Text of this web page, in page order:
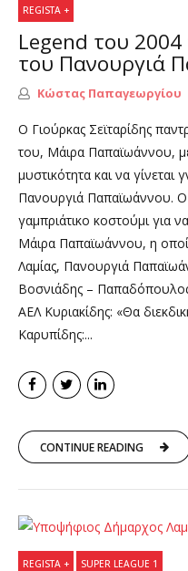
REGISTA +
Legend του
του Πανουργιά
Κώστας Παπαγεωργίου
Ο Γιούρκας Σεϊταρίδης
του, Μάιρα Παπαϊωάννου,
μυστικότητα και να
Πανουργιά Παπαϊωάννου. Ο
γαμπριάτικο κοστούμι για
Μάιρα Παπαϊωάννου, η
Λαμίας, Πανουργιά
Βοσνιάδης –
ΑΕΛ Κυριακίδης: «Θα
Καρυπίδης:...
CONTINUE READING
REGISTA + SUPER LEAGUE 1